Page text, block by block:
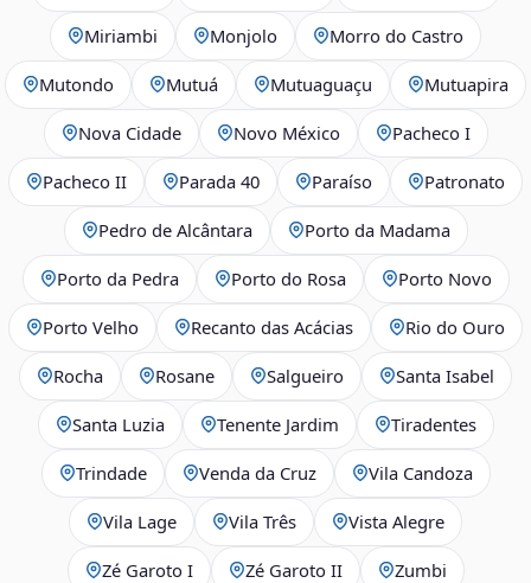
Miriambi Monjolo Morro do Castro
Mutondo Mutuá Mutuaguaçu Mutuapira
Nova Cidade Novo México Pacheco I
Pacheco II Parada 40 Paraíso Patronato
Pedro de Alcântara Porto da Madama
Porto da Pedra Porto do Rosa Porto Novo
Porto Velho Recanto das Acácias Rio do Ouro
Rocha Rosane Salgueiro Santa Isabel
Santa Luzia Tenente Jardim Tiradentes
Trindade Venda da Cruz Vila Candoza
Vila Lage Vila Três Vista Alegre
Zé Garoto I Zé Garoto II Zumbi